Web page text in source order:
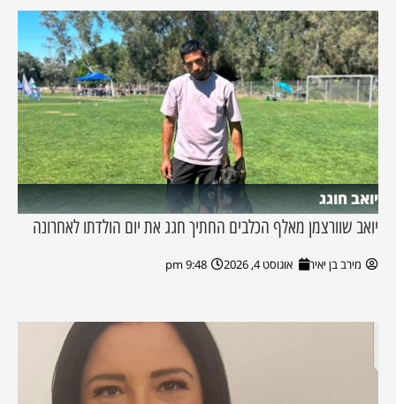
יואב חוגג
יואב שוורצמן מאלף הכלבים החתיך חגג את יום הולדתו לאחרונה
מירב בן יאיר אוגוסט 4, 2026 9:48 pm